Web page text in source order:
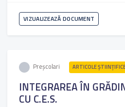
VIZUALIZEAZĂ DOCUMENT
Preșcolari ARTICOLE
INTEGRAREA ÎN
CU C.E.S.